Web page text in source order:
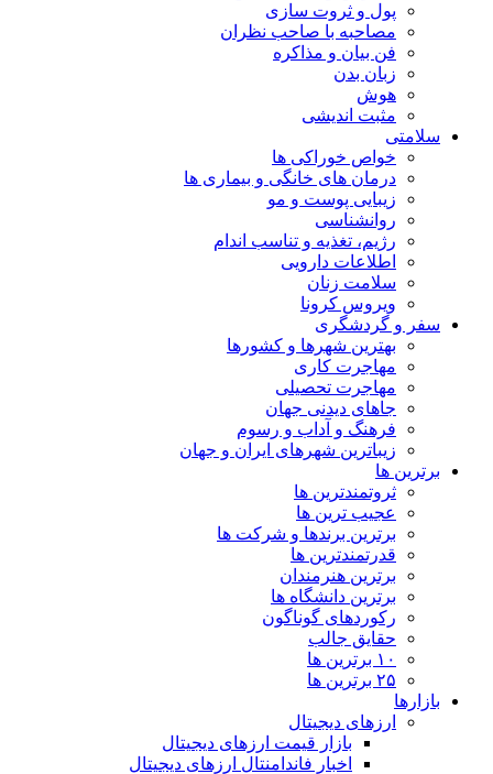
پول و ثروت سازی
مصاحبه با صاحب نظران
فن بیان و مذاکره
زبان بدن
هوش
مثبت اندیشی
سلامتی
خواص خوراکی ها
درمان های خانگی و بیماری ها
زیبایی پوست و مو
روانشناسی
رژیم، تغذیه و تناسب اندام
اطلاعات دارویی
سلامت زنان
ویروس کرونا
سفر و گردشگری
بهترین شهرها و کشورها
مهاجرت کاری
مهاجرت تحصیلی
جاهای دیدنی جهان
فرهنگ و آداب و رسوم
زیباترین شهرهای ایران و جهان
برترین ها
ثروتمندترین ها
عجیب ترین ها
برترین برندها و شرکت ها
قدرتمندترین ها
برترین هنرمندان
برترین دانشگاه ها
رکوردهای گوناگون
حقایق جالب
۱۰ برترین ها
۲۵ برترین ها
بازارها
ارزهای دیجیتال
بازار قیمت ارزهای دیجیتال
اخبار فاندامنتال ارزهای دیجیتال